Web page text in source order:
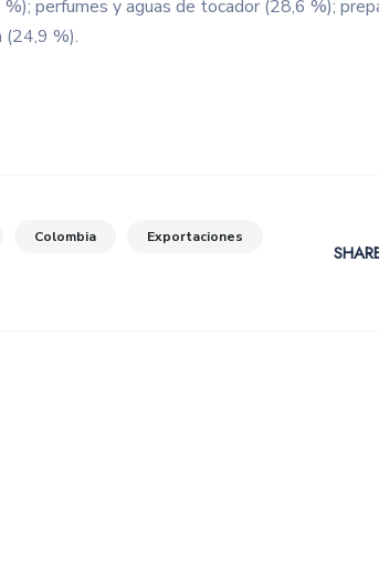
perfumes y aguas de tocador (28,6 %);
(24,9 %).
Colombia
Exportaciones